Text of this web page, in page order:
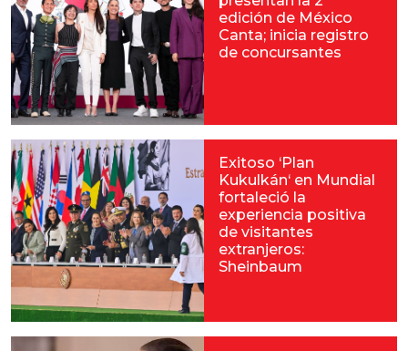
edición de México
Canta; inicia registro
de concursantes
Exitoso ‘Plan
Kukulkán‘ en Mundial
fortaleció la
experiencia positiva
de visitantes
extranjeros:
Sheinbaum